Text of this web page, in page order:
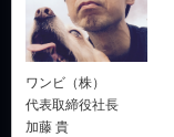
ワンビ（株）
代表取締役社長
加藤 貴